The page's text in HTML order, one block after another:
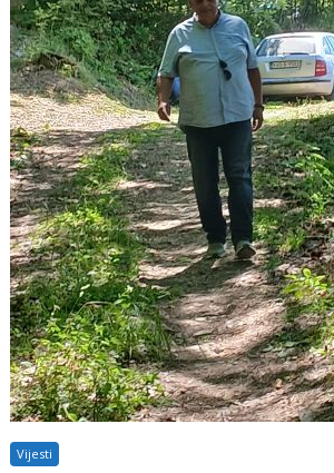
Vijesti